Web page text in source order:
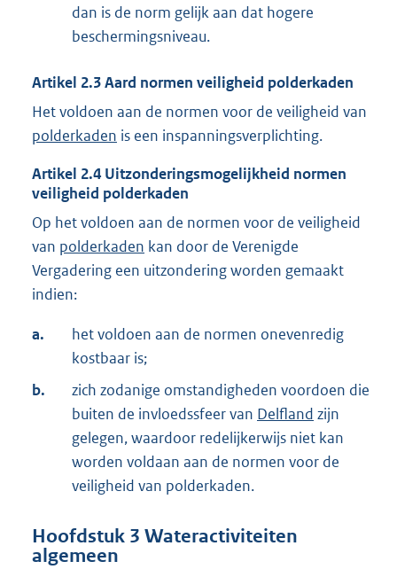
dan is de norm gelijk aan dat hogere
beschermingsniveau.
Artikel 2.3Aard normen veiligheid polderkaden
Het voldoen aan de normen voor de veiligheid van
polderkaden is een inspanningsverplichting.
Artikel 2.4 Uitzonderingsmogelijkheid normen
veiligheid polderkaden
Op het voldoen aan de normen voor de veiligheid
van polderkaden kan door de Verenigde
Vergadering een uitzondering worden gemaakt
indien:
a.
het voldoen aan de normen onevenredig
kostbaar is;
b.
zich zodanige omstandigheden voordoen die
buiten de invloedssfeer van Delfland zijn
gelegen, waardoor redelijkerwijs niet kan
worden voldaan aan de normen voor de
veiligheid van polderkaden.
Hoofdstuk 3 Wateractiviteiten
algemeen